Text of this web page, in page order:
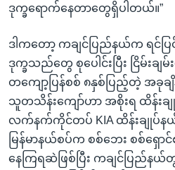
ဒုက္ခရောက်နေတာတွေရှိပါတယ်။”
ဒါကတော့ ကချင်ပြည်နယ်က ရင်ပ
ဒုက္ခသည်တွေ စုပေါင်းပြီး ငြိမ်းချ
တကျော့ပြန်စစ် ၈နှစ်ပြည့်တဲ့ အခု
သူတသိန်းကျော်ဟာ အစိုးရ ထိန်းချု
လက်နက်ကိုင်တပ် KIA ထိန်းချုပ်န
မြန်မာနယ်စပ်က စစ်ဘေး စစ်ရှေ
နေကြရဆဲဖြစ်ပြီး ကချင်ပြည်နယ်